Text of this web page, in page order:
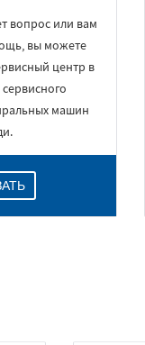
вопрос или вам
вы можете
центр в
машин
×